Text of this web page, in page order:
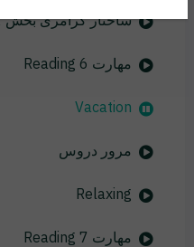
ساختار گرامری بخش 2
مهارت Reading 6
Vacation
مرور دروس
Relaxing
مهارت Reading 7